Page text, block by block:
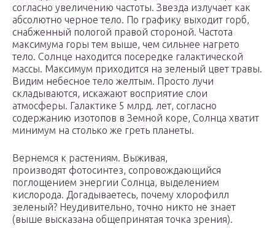
согласно увеличению частоты. Звезда излучает как
абсолютно черное тело. По графику выходит горб,
снабженный пологой правой стороной. Частота
максимума горы тем выше, чем сильнее нагрето
тело. Солнце находится посередке галактической
массы. Максимум приходится на зеленый цвет травы.
Видим небесное тело желтым. Просто лучи
складываются, искажают восприятие слои
атмосферы. Галактике 5 млрд. лет, согласно
содержанию изотопов в Земной коре, Солнца хватит
минимум на столько же греть планеты.
Вернемся к растениям. Выживая,
производят фотосинтез, сопровождающийся
поглощением энергии Солнца, выделением
кислорода. Догадываетесь, почему хлорофилл
зеленый? Неудивительно, точно никто не знает
(выше высказана общепринятая точка зрения).